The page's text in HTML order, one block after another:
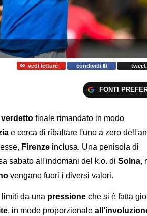
vedi letture condividi
FONTI
verdetto finale rimandato in modo
e cerca di ribaltare l'uno a zero
Firenze inclusa. Una penisola di
sabato all'indomani del k.o. di Solna,
vengano fuori i diversi valori.
da una pressione che si è fatta
, in modo proporzionale